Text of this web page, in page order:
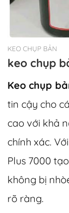
KEO CHỤP BẢN
keo chụp
Keo chụp
tin cậy cho
cao với khả
chính xác.
Plus 7000
không bị
rõ ràng.